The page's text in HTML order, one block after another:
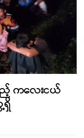
ည့် ကလေးငယ်